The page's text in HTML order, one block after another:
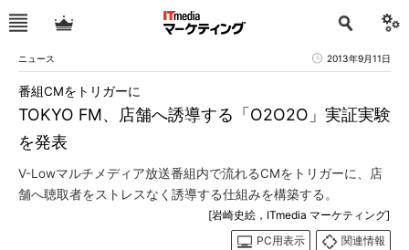
ニュース 2013年9月11日
TOKYO FM、店舗へ誘導する「O2O2O」実証実験
を発表
番組CMをトリガーに
V-Lowマルチメディア放送番組内で流れるCMをトリガーに、店
舗へ聴取者をストレスなく誘導する仕組みを構築する。
[岩崎史絵，ITmedia マーケティング]
PC用表示
関連情報